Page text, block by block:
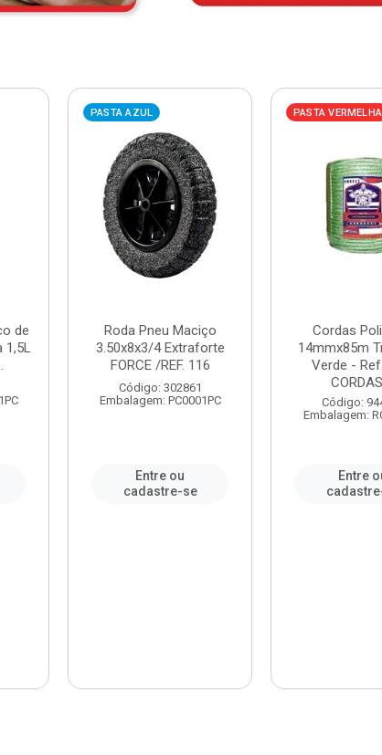
de
1,5L
PASTA AZUL
Roda Pneu Maciço
3.50x8x3/4 Extraforte
FORCE /REF. 116
Código: 302861
Embalagem: PC0001PC
Entre ou
cadastre-se
PASTA VERMELHA
Cordas
14mmx85m
Verde -
Código:
Embalagem:
Entre